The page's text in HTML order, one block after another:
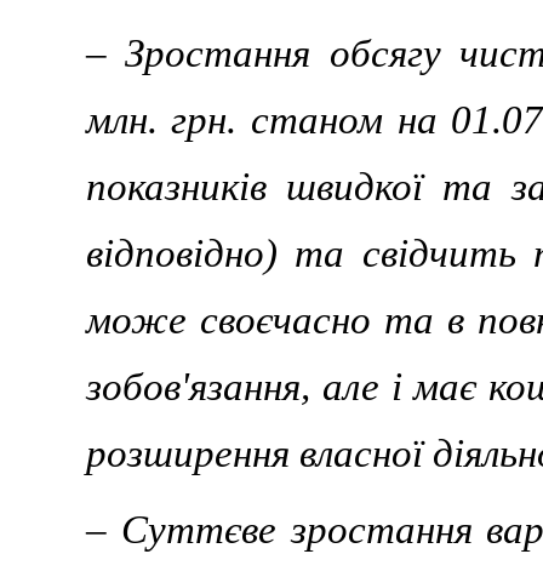
– Зростання обсягу
млн. грн. станом на
показників швидкої та
відповідно) та
може своєчасно та в
зобов'язання, але i має
розширення власної
– Суттєве зростання